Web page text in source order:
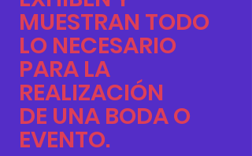
MUESTRAN TODO
LO NECESARIO
PARA LA
REALIZACIÓN
DE UNA BODA O
EVENTO.